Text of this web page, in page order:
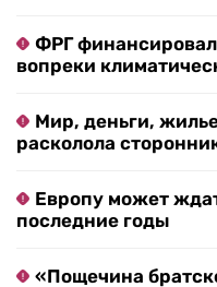
ФРГ
вопреки
Мир, деньги,
расколола
Европу может
последние годы
«Пощечина